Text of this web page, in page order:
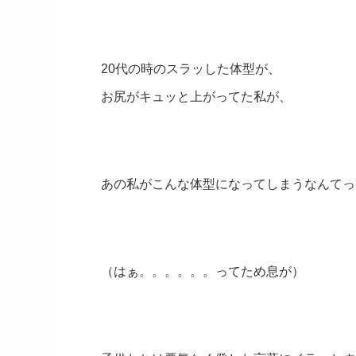
20代の時のスラッした体型が、
お尻がキュッと上がってた私が、
あの私がこんな体型になってしまうなんて
（はぁ。。。。。。ってため息が）